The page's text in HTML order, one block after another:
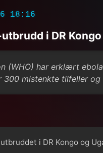
18:16
i DR
(WHO) har erklært
300 mistenkte tilfeller
i DR Kongo og